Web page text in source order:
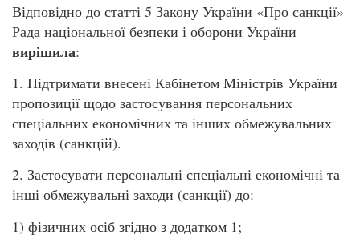
Відповідно до статті 5 Закону України «Про санкції»
Рада національної безпеки і оборони України
вирішила:
1. Підтримати внесені Кабінетом Міністрів України
пропозиції щодо застосування персональних
спеціальних економічних та інших обмежувальних
заходів (санкцій).
2. Застосувати персональні спеціальні економічні та
інші обмежувальні заходи (санкції) до:
1) фізичних осіб згідно з додатком 1;